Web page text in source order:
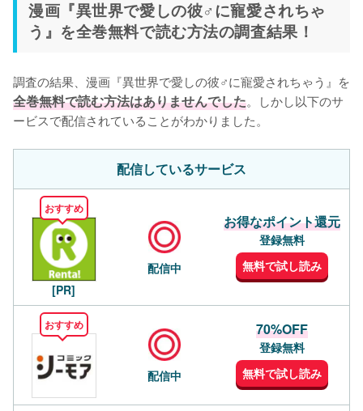
漫画『異世界で愛しの彼♂に寵愛されちゃ
う』を全巻無料で読む方法の調査結果！
調査の結果、漫画『異世界で愛しの彼♂に寵愛されちゃう』を
全巻無料で読む方法はありませんでした。しかし以下のサ
ービスで配信されていることがわかりました。
配信しているサービス
おすすめ
[PR]
配信中
お得なポイント還元
登録無料
無料で試し読み
おすすめ
配信中
70%OFF
登録無料
無料で試し読み